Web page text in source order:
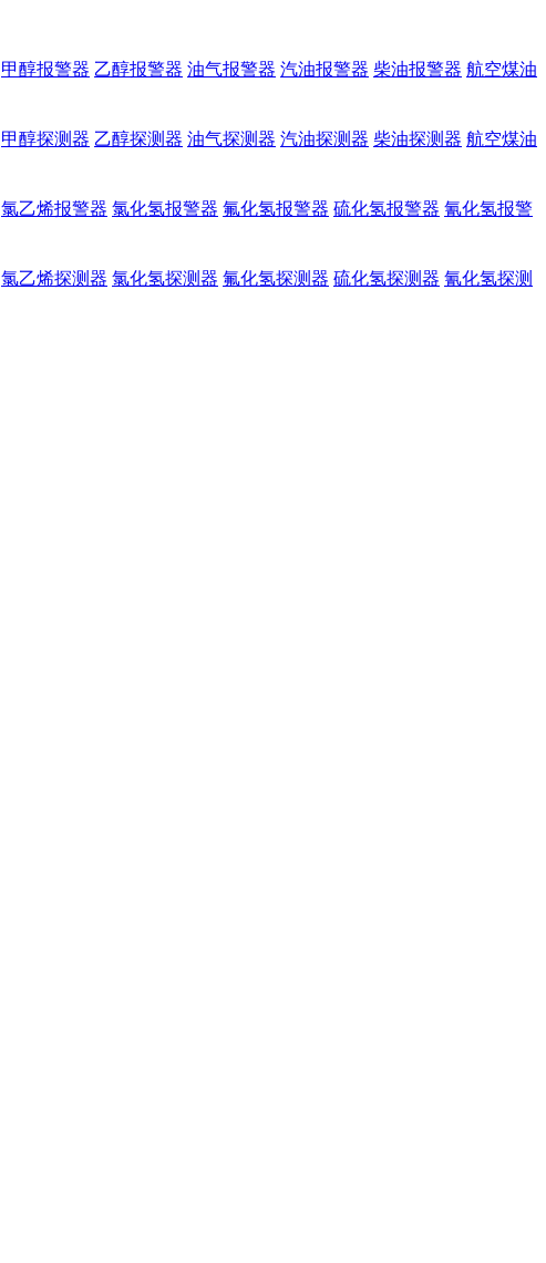
甲醇报警器 乙醇报警器 油气报警器 汽油报警器 柴油报警器 航空煤油
甲醇探测器 乙醇探测器 油气探测器 汽油探测器 柴油探测器 航空煤油
氯乙烯报警器 氯化氢报警器 氟化氢报警器 硫化氢报警器 氰化氢报警
氯乙烯探测器 氯化氢探测器 氟化氢探测器 硫化氢探测器 氰化氢探测